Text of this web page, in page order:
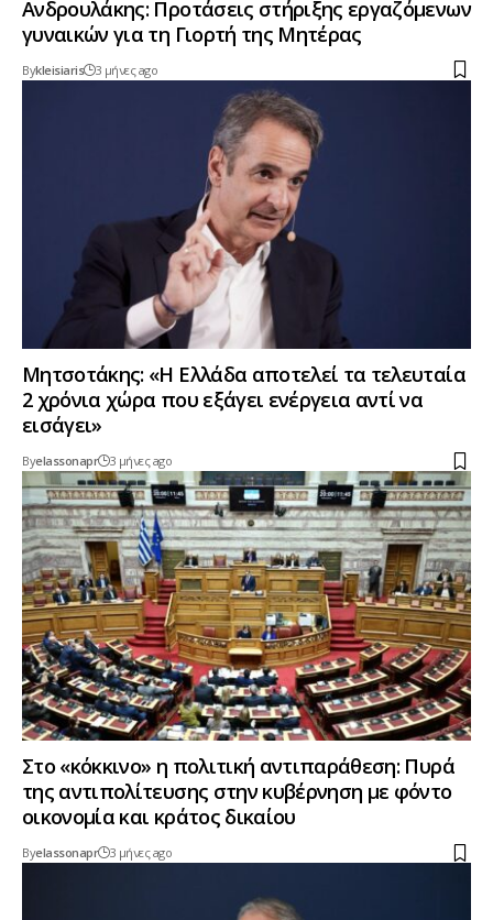
Ανδρουλάκης: Προτάσεις στήριξης εργαζόμενων
γυναικών για τη Γιορτή της Μητέρας
Bykleisiaris 3 μήνες ago
Μητσοτάκης: «Η Ελλάδα αποτελεί τα τελευταία
2 χρόνια χώρα που εξάγει ενέργεια αντί να
εισάγει»
Byelassonapr 3 μήνες ago
Στο «κόκκινο» η πολιτική αντιπαράθεση: Πυρά
της αντιπολίτευσης στην κυβέρνηση με φόντο
οικονομία και κράτος δικαίου
Byelassonapr 3 μήνες ago